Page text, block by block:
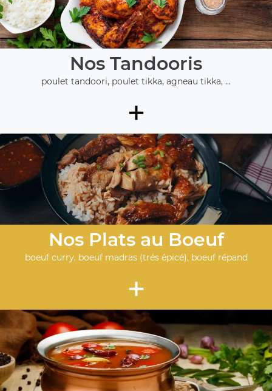
Nos Tandooris
poulet tandoori, poulet tikka, agneau tikka, ...
+
Nos Plats au Boeuf
boeuf curry, boeuf madras (trés épicé), boeuf répand
+